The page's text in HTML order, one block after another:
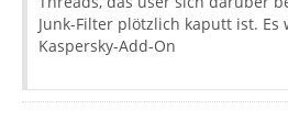
Junk-Filter plötzlich kaputt ist. Es
Kaspersky-Add-On